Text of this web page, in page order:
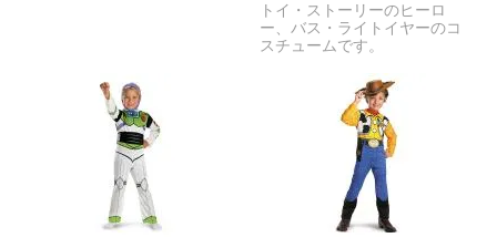
トイ・ストーリーのヒーロ
ー、バス・ライトイヤーのコ
スチュームです。